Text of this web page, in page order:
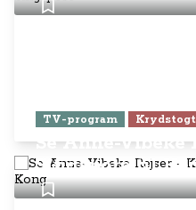
TV-program
Se Anne-Vibeke
Singapore til